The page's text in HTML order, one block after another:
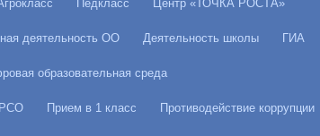
Педкласс Центр «ТОЧКА РОСТА»
деятельность ОО Деятельность школы ГИА
образовательная среда
Прием в 1 класс Противодействие коррупции